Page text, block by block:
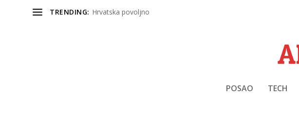
TRENDING: Hrvatska povoljno
POSAO TECH